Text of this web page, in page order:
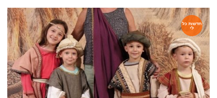
חדשות כל
לי